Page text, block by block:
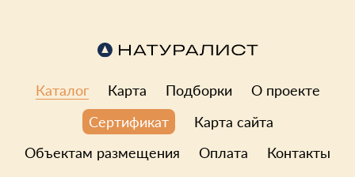
Каталог Карта Подборки
О проекте
Сертификат
Карта сайта
Объектам размещения
Оплата Контакты